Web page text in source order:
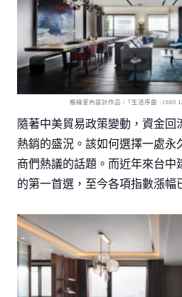
格綸室內設計作品 /「生活序曲 ·1680
隨著中美貿易政策變動，資金回
熱銷的盛況。該如何選擇一處永
商們熱議的話題。而近年來台中
的第一首選，至今各項指數漲幅